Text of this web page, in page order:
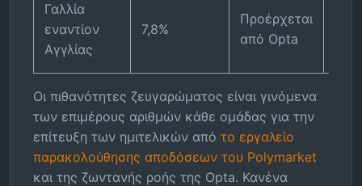
Γαλλία
εναντίον
Αγγλίας
7,8%
Προέρχεται
από Opta
Οι πιθανότητες ζευγαρώματος είναι γινόμενα
των επιμέρους αριθμών κάθε ομάδας για την
επίτευξη των ημιτελικών από το εργαλείο
παρακολούθησης αποδόσεων του Polymarket
και της ζωντανής ροής της Opta. Κανένα